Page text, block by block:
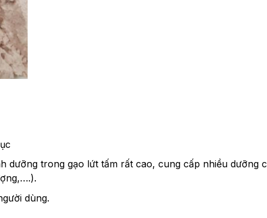
dưỡng trong gạo lứt tấm rất cao, cung cấp nhiều dưỡng
dùng.